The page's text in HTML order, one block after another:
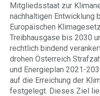
Mitgliedsstaat zur
nachhaltigen Entwicklung
Europäischen
Treibhausgase bis 2030
rechtlich bindend
drohen Österreich
und Energieplan 2021-
auf die Erreichung der
festgelegt. Dieses Ziel